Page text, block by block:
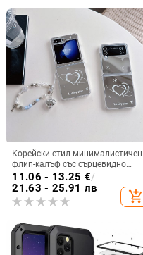
Корейски стил минималистичен
флип-калъф със сърцевидно
огледало за Samsung Galaxy Z
Flip 3/4/5
11.06 - 13.25 €/
21.63 - 25.91 лв
add_shopping_cart